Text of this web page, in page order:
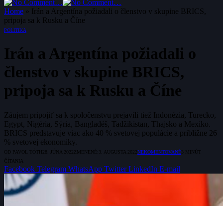
Home » Irán a Argentína požiadali o členstvo v skupine BRICS,
pripoja sa k Rusku a Číne
POLITIKA
Irán a Argentína požiadali o
členstvo v skupine BRICS,
pripoja sa k Rusku a Číne
Záujem pripojiť sa k spoločenstvu prejavili tiež Indonézia, Turecko,
Egypt, Nigéria, Sýria, Bangladéš, Tadžikistan, Thajsko a Mexiko.
BRICS predstavuje viac ako 40 % svetovej populácie a približne 26
% svetovej ekonomiky.
OD PAVOL TÓTH 28. JÚNA 2022 ZMENENÉ: 3. AUGUSTA 2022 NEKOMENTOVANÉ 3 MINÚT
ČÍTANIA
Facebook Telegram WhatsApp Twitter LinkedIn E-mail